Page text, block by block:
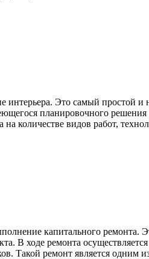
интерьера. Это самый
планировочного
на количестве видов работ,
капитального
В ходе ремонта
Такой ремонт является одним